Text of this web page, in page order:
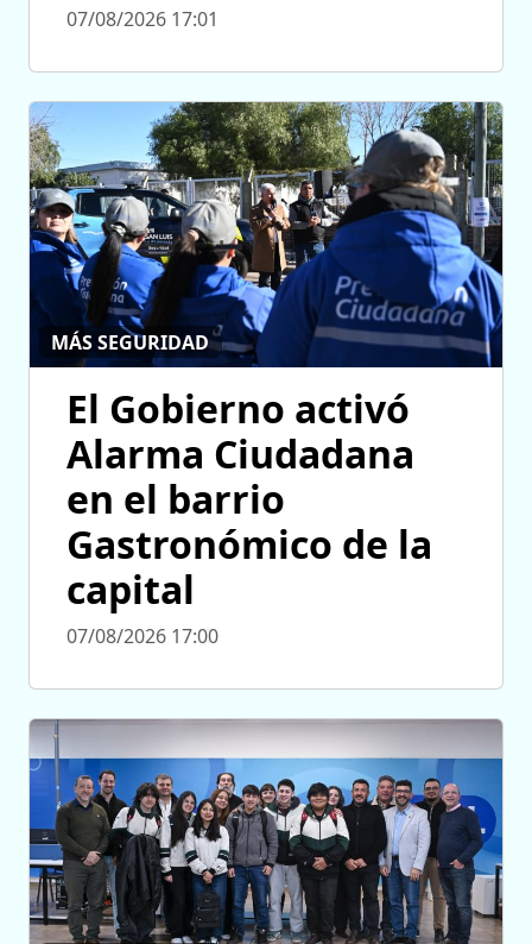
07/08/2026 17:01
MÁS SEGURIDAD
El Gobierno activó
Alarma Ciudadana
en el barrio
Gastronómico de la
capital
07/08/2026 17:00